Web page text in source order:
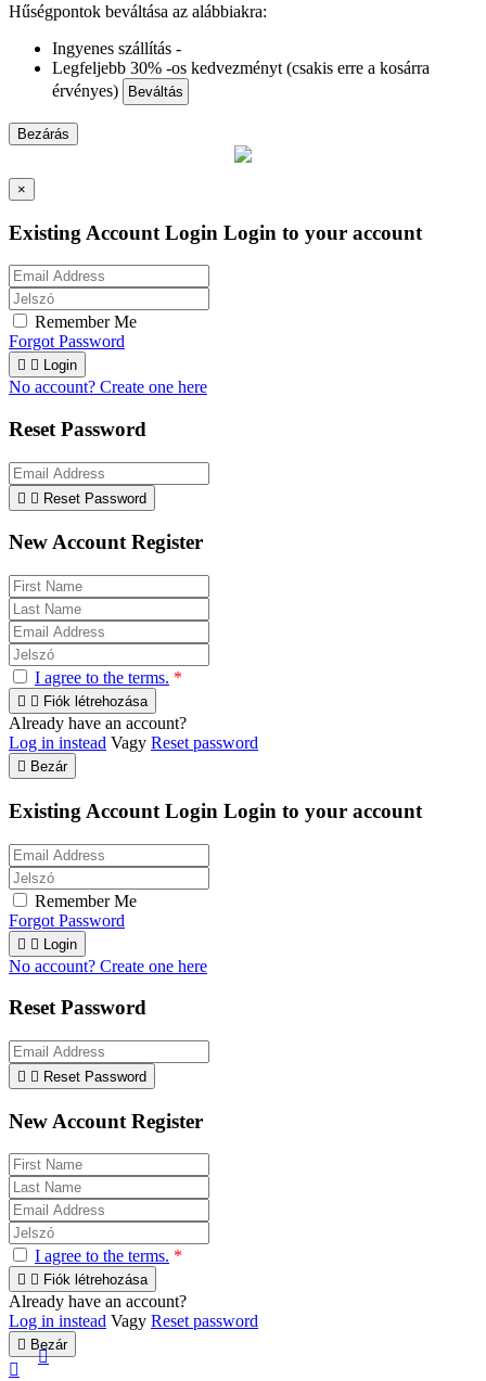
Hűségpontok beváltása az alábbiakra:
Ingyenes szállítás -
Legfeljebb 30% -os kedvezményt (csakis erre a kosárra
érvényes)
Beváltás
Bezárás
×
Existing Account Login Login to your account
Remember Me
Forgot Password
  Login
No account? Create one here
Reset Password
  Reset Password
New Account Register
I agree to the terms. *
  Fiók létrehozása
Already have an account?
Log in instead Vagy Reset password
 Bezár
Existing Account Login Login to your account
Remember Me
Forgot Password
  Login
No account? Create one here
Reset Password
  Reset Password
New Account Register
I agree to the terms. *
  Fiók létrehozása
Already have an account?
Log in instead Vagy Reset password
 Bezár

